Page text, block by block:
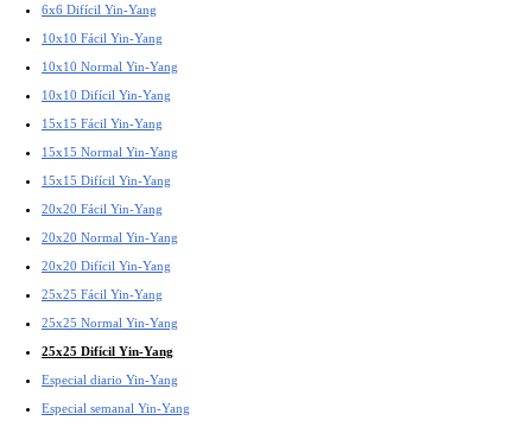
6x6 Difícil Yin-Yang
10x10 Fácil Yin-Yang
10x10 Normal Yin-Yang
10x10 Difícil Yin-Yang
15x15 Fácil Yin-Yang
15x15 Normal Yin-Yang
15x15 Difícil Yin-Yang
20x20 Fácil Yin-Yang
20x20 Normal Yin-Yang
20x20 Difícil Yin-Yang
25x25 Fácil Yin-Yang
25x25 Normal Yin-Yang
25x25 Difícil Yin-Yang
Especial diario Yin-Yang
Especial semanal Yin-Yang